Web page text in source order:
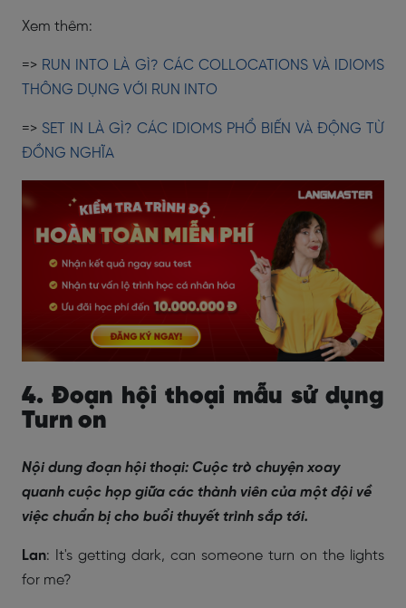
Xem thêm:
=> RUN INTO LÀ GÌ? CÁC COLLOCATIONS VÀ IDIOMS
THÔNG DỤNG VỚI RUN INTO
=> SET IN LÀ GÌ? CÁC IDIOMS PHỔ BIẾN VÀ ĐỘNG TỪ
ĐỒNG NGHĨA
4. Đoạn hội thoại mẫu sử dụng
Turn on
Nội dung đoạn hội thoại: Cuộc trò chuyện xoay
quanh cuộc họp giữa các thành viên của một đội về
việc chuẩn bị cho buổi thuyết trình sắp tới.
Lan: It's getting dark, can someone turn on the lights
for me?